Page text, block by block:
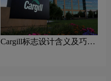
Cargill标志设计含义及巧克